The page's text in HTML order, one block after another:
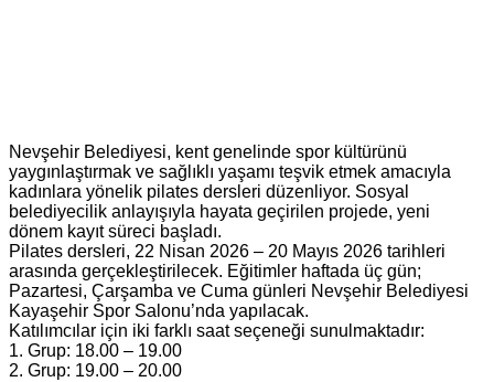
Nevşehir Belediyesi, kent genelinde spor kültürünü
yaygınlaştırmak ve sağlıklı yaşamı teşvik etmek amacıyla
kadınlara yönelik pilates dersleri düzenliyor. Sosyal
belediyecilik anlayışıyla hayata geçirilen projede, yeni
dönem kayıt süreci başladı.
Pilates dersleri, 22 Nisan 2026 – 20 Mayıs 2026 tarihleri
arasında gerçekleştirilecek. Eğitimler haftada üç gün;
Pazartesi, Çarşamba ve Cuma günleri Nevşehir Belediyesi
Kayaşehir Spor Salonu’nda yapılacak.
Katılımcılar için iki farklı saat seçeneği sunulmaktadır:
1. Grup: 18.00 – 19.00
2. Grup: 19.00 – 20.00